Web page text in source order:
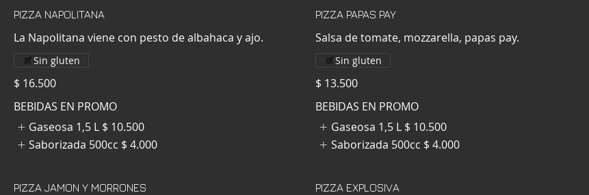
PIZZA NAPOLITANA
La Napolitana viene con pesto de albahaca y ajo.
$ 16.500
Sin gluten
BEBIDAS EN PROMO
Gaseosa 1,5 L $ 10.500
Saborizada 500cc $ 4.000
PIZZA PAPAS PAY
Salsa de tomate, mozzarella, papas pay.
$ 13.500
Sin gluten
BEBIDAS EN PROMO
Gaseosa 1,5 L $ 10.500
Saborizada 500cc $ 4.000
PIZZA JAMON Y MORRONES PIZZA EXPLOSIVA